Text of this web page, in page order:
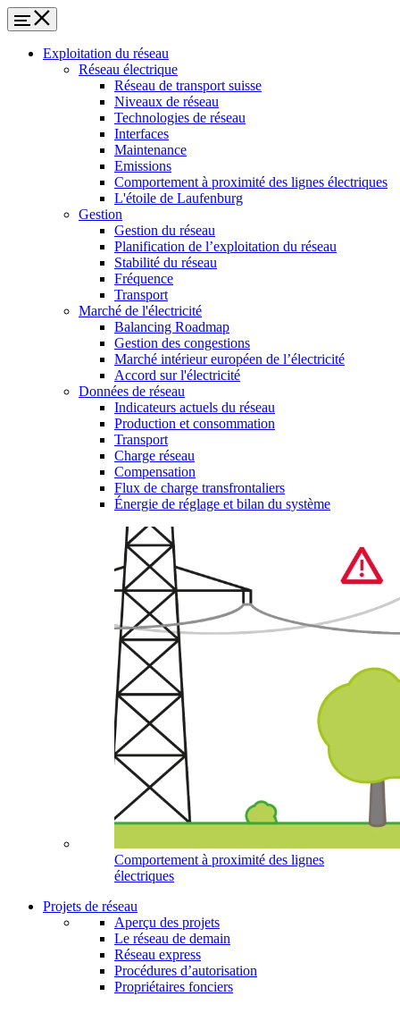
Exploitation du réseau
Réseau électrique
Réseau de transport suisse
Niveaux de réseau
Technologies de réseau
Interfaces
Maintenance
Emissions
Comportement à proximité des lignes électriques
L'étoile de Laufenburg
Gestion
Gestion du réseau
Planification de l’exploitation du réseau
Stabilité du réseau
Fréquence
Transport
Marché de l'électricité
Balancing Roadmap
Gestion des congestions
Marché intérieur européen de l’électricité
Accord sur l'électricité
Données de réseau
Indicateurs actuels du réseau
Production et consommation
Transport
Charge réseau
Compensation
Flux de charge transfrontaliers
Énergie de réglage et bilan du système
Comportement à proximité des lignes
électriques
Projets de réseau
Aperçu des projets
Le réseau de demain
Réseau express
Procédures d’autorisation
Propriétaires fonciers